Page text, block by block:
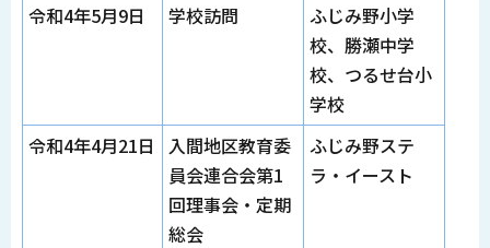
令和4年5月9日
学校訪問
ふじみ野小学
校、勝瀬中学
校、つるせ台小
学校
令和4年4月21日
入間地区教育委
員会連合会第1
回理事会・定期
総会
ふじみ野ステ
ラ・イースト